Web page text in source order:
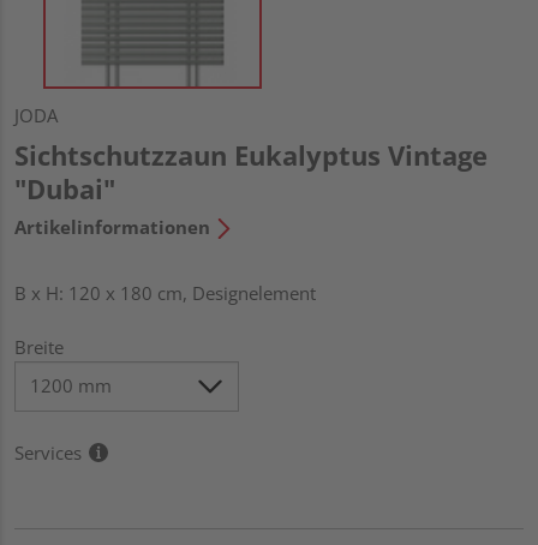
JODA
Sichtschutzzaun Eukalyptus Vintage
"Dubai"
Artikelinformationen
B x H: 120 x 180 cm, Designelement
Breite
Services